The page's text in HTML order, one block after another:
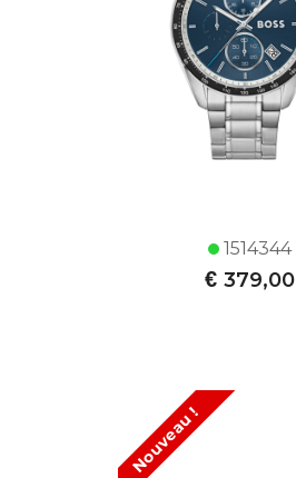
1514344
€ 379,00
Nouveau !